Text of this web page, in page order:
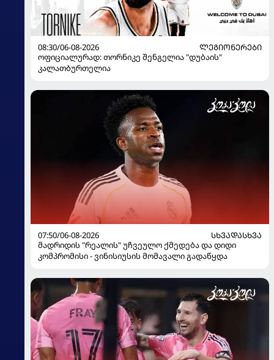
08:30/06-08-2026
ᲚᲔᲒᲘᲝᲜᲔᲠᲔᲑᲘ
ოფიციალურად: თორნიკე შენგელია "დუბაის"
კალათბურთელია
07:50/06-08-2026
ᲡᲮᲕᲐᲓᲐᲡᲮᲕᲐ
მადრიდის "რეალის" უჩვეულო ქმედება და დიდი
კომპრომისი - ვინისიუსის მომავალი გადაწყდა